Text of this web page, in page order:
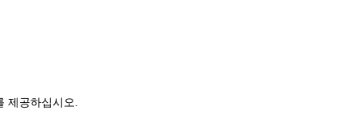
제공하십시오.